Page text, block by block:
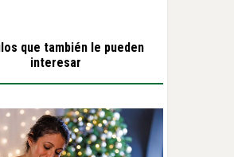
que también le pueden
interesar